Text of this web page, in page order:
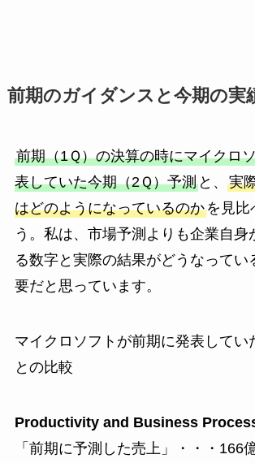
前期のガイダンスと今期の実
前期（1Ｑ）の決算の時にマイクロ
表していた今期（2Ｑ）予測と、 実
はどのようになっているのかを見比
う。私は、市場予測よりも企業自身
る数字と実際の結果がどうなってい
要だと思っています。
マイクロソフトが前期に発表してい
との比較
Productivity and Business
「前期に予測した売上」・・・166